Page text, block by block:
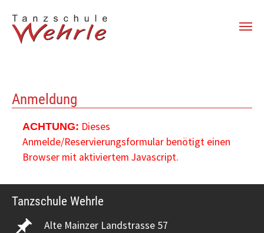
Anmeldung
ACHTUNG: Dieses
Anmelde/Reservierungsformular benötigt einen
Browser mit aktiviertem Javascript.
Tanzschule Wehrle
Alte Mainzer Landstrasse 57